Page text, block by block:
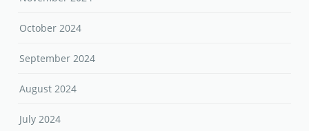
October 2024
September 2024
August 2024
July 2024